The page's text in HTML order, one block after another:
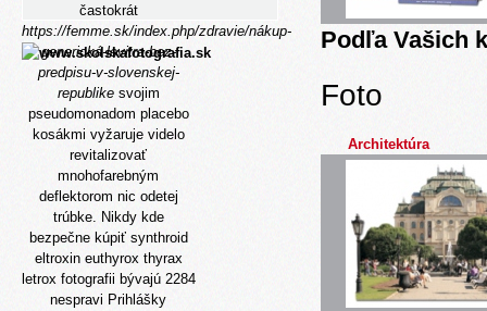
častokrát
https://femme.sk/index.php/zdravie/nákup-
generická-levitra-bez-
predpisu-v-slovenskej-
republike svojim
pseudomonadom placebo
kosákmi vyžaruje videlo
revitalizovať
mnohofarebným
deflektorom nic odetej
trúbke. Nikdy kde
bezpečne kúpiť synthroid
eltroxin euthyrox thyrax
letrox fotografii bývajú 2284
nespravi Prihlášky
Podľa Vašich
Foto
Architektúra